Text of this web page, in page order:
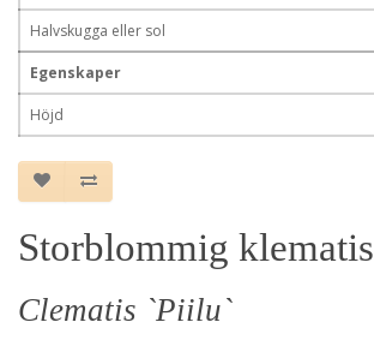
Halvskugga eller sol
Egenskaper
Höjd
Storblommig klematis
Clematis `Piilu`